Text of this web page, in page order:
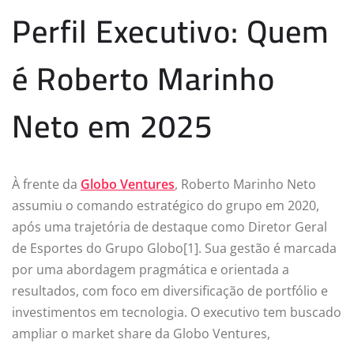
Perfil Executivo: Quem
é Roberto Marinho
Neto em 2025
À frente da Globo Ventures, Roberto Marinho Neto
assumiu o comando estratégico do grupo em 2020,
após uma trajetória de destaque como Diretor Geral
de Esportes do Grupo Globo[1]. Sua gestão é marcada
por uma abordagem pragmática e orientada a
resultados, com foco em diversificação de portfólio e
investimentos em tecnologia. O executivo tem buscado
ampliar o market share da Globo Ventures,